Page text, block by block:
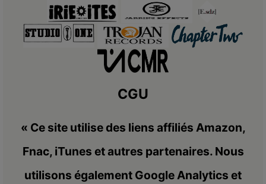
CGU
« Ce site utilise des liens affiliés Amazon,
Fnac, iTunes et autres partenaires. Nous
utilisons également Google Analytics et